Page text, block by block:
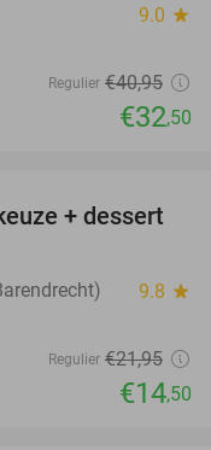
9.0 star
Regulier €40,95
€32,50
34%
+ dessert
9.8 star
Regulier €21,95
€14,50